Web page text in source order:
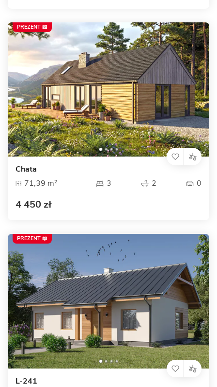
Chata
71,39 m²
3 2 0
4 450 zł
PREZENT 📖
L-241
PREZENT 📖